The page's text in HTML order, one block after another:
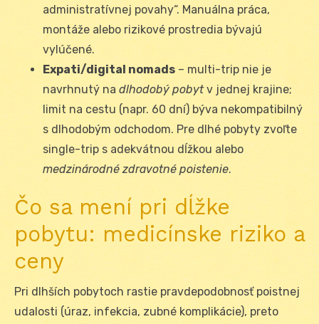
administratívnej povahy“. Manuálna práca,
montáže alebo rizikové prostredia bývajú
vylúčené.
Expati/digital nomads – multi-trip nie je
navrhnutý na dlhodobý pobytv jednej krajine;
limit na cestu (napr. 60 dní) býva nekompatibilný
s dlhodobým odchodom. Pre dlhé pobyty zvoľte
single-trip s adekvátnou dĺžkou alebo
medzinárodné zdravotné poistenie.
Čo sa mení pri dĺžke
pobytu: medicínske riziko a
ceny
Pri dlhších pobytoch rastie pravdepodobnosť poistnej
udalosti (úraz, infekcia, zubné komplikácie), preto